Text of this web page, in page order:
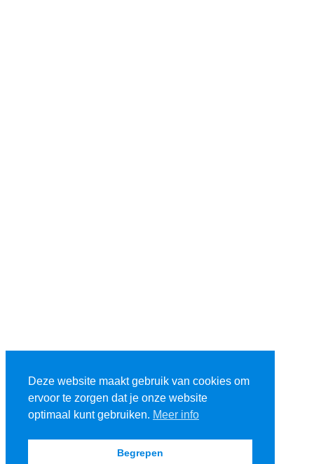
Deze website maakt gebruik van cookies om
ervoor te zorgen dat je onze website
optimaal kunt gebruiken. Meer info
Begrepen